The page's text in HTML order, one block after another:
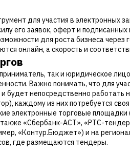
для участия в электронных
его заявок, оферт и
для роста бизнеса
онлайн, а скорость и
так и юридическое
Важно понимать, что для
будет непосредственно работать
каждому из них потребуется
электронные торговые
«Сбербанк-АСТ», «РТС-
«Контур.Бюджет») и на
где размещаются тендеры.